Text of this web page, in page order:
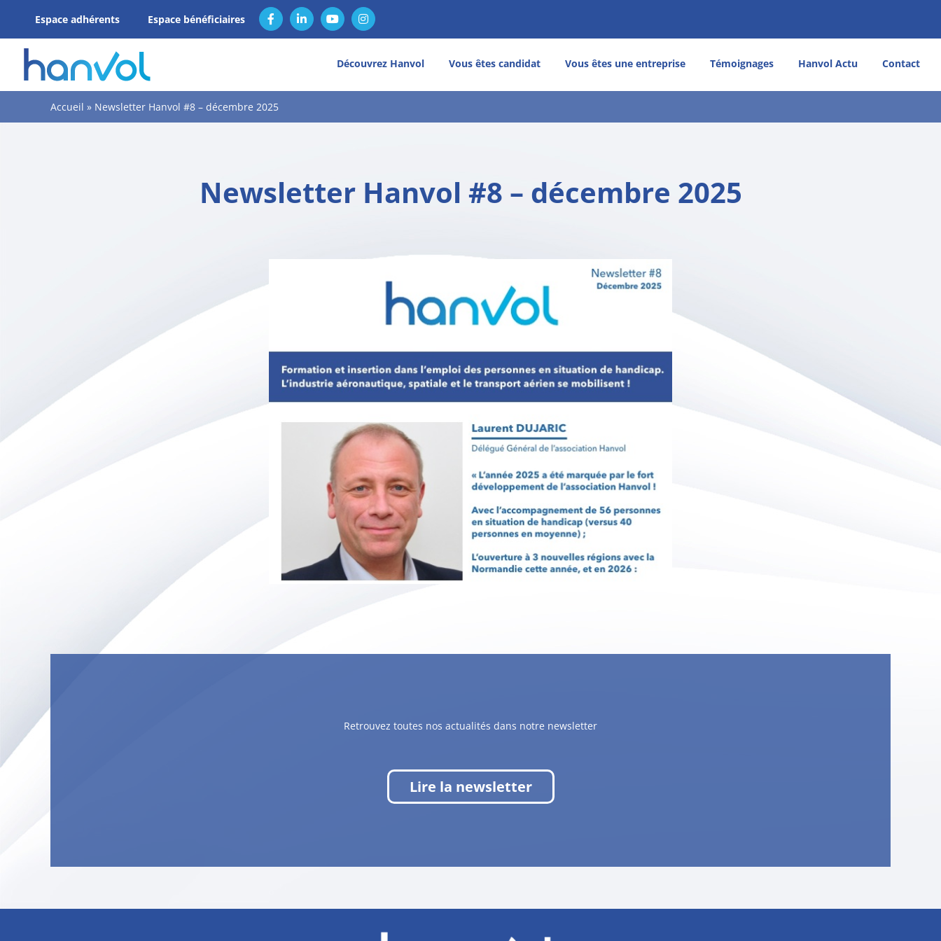
contenu
Espace adhérents Espace bénéficiaires FacebookLinkedInYouTubeInstagram
Découvrez Hanvol Vous êtes candidat Vous êtes une entreprise Témoignages Hanvol Actu Contact
Accueil » Newsletter Hanvol #8 – décembre 2025
Newsletter Hanvol #8 – décembre 2025
Retrouvez toutes nos actualités dans notre newsletter
Lire la newsletter